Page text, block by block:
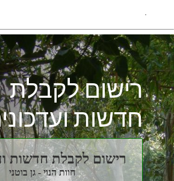
רישום לקבלת
חדשות